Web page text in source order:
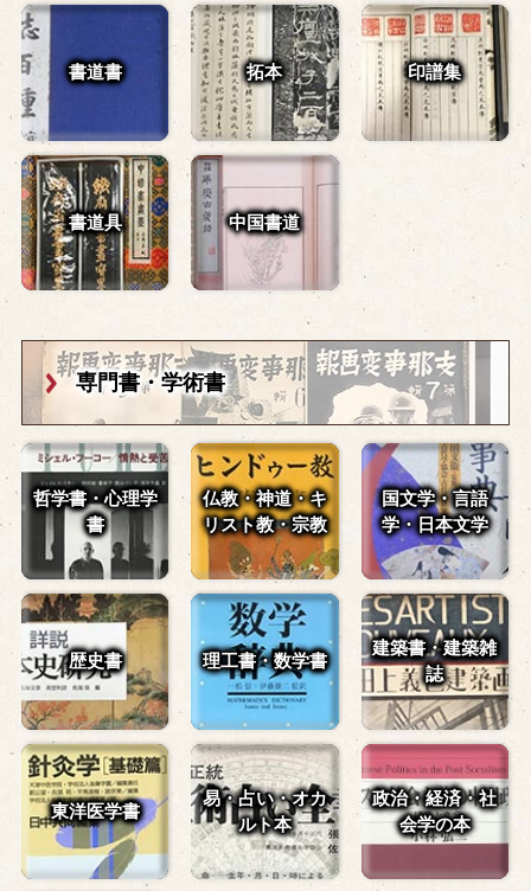
書道書 拓本 印譜集
書道具 中国書道
専門書・学術書
哲学書・心理学
書
仏教・神道・キ
リスト教・宗教
国文学・言語
学・日本文学
歴史書 理工書・数学書
建築書・建築雑
誌
東洋医学書
易・占い・オカ
ルト本
政治・経済・社
会学の本